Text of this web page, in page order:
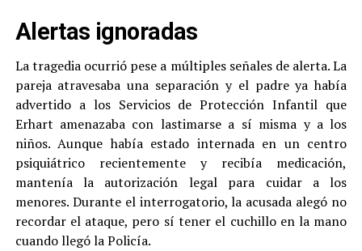
Alertas ignoradas
La tragedia ocurrió pese a múltiples señales de alerta. La
pareja atravesaba una separación y el padre ya había
advertido a los Servicios de Protección Infantil que
Erhart amenazaba con lastimarse a sí misma y a los
niños. Aunque había estado internada en un centro
psiquiátrico recientemente y recibía medicación,
mantenía la autorización legal para cuidar a los
menores. Durante el interrogatorio, la acusada alegó no
recordar el ataque, pero sí tener el cuchillo en la mano
cuando llegó la Policía.